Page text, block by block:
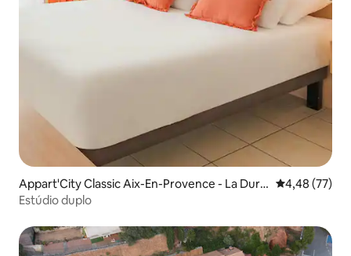
Appart'City Classic Aix-En-Provence - La Dura
nne
4,48 de uma
4,48 (77)
Estúdio duplo